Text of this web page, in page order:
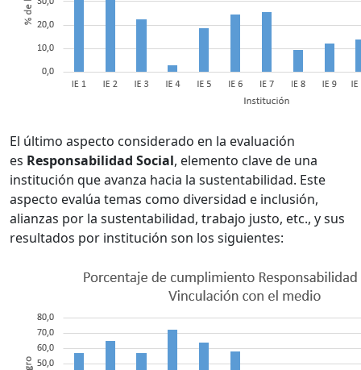
El último aspecto considerado en la evaluación
es Responsabilidad Social, elemento clave de una
institución que avanza hacia la sustentabilidad. Este
aspecto evalúa temas como diversidad e inclusión,
alianzas por la sustentabilidad, trabajo justo, etc., y sus
resultados por institución son los siguientes: